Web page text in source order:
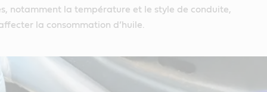
notamment la température et le style de conduite,
la consommation d’huile.